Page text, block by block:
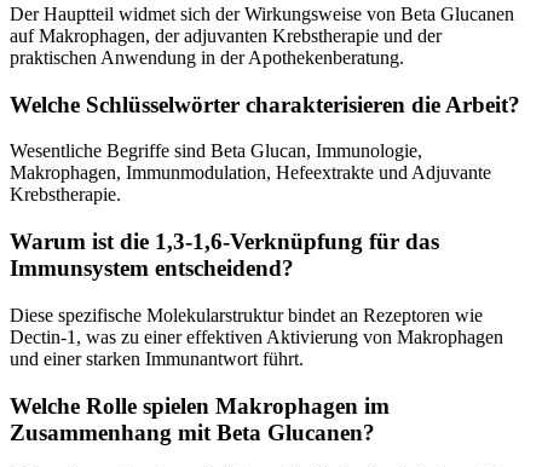
Der Hauptteil widmet sich der Wirkungsweise von Beta Glucanen
auf Makrophagen, der adjuvanten Krebstherapie und der
praktischen Anwendung in der Apothekenberatung.
Welche Schlüsselwörter charakterisieren die Arbeit?
Wesentliche Begriffe sind Beta Glucan, Immunologie,
Makrophagen, Immunmodulation, Hefeextrakte und Adjuvante
Krebstherapie.
Warum ist die 1,3-1,6-Verknüpfung für das
Immunsystem entscheidend?
Diese spezifische Molekularstruktur bindet an Rezeptoren wie
Dectin-1, was zu einer effektiven Aktivierung von Makrophagen
und einer starken Immunantwort führt.
Welche Rolle spielen Makrophagen im
Zusammenhang mit Beta Glucanen?